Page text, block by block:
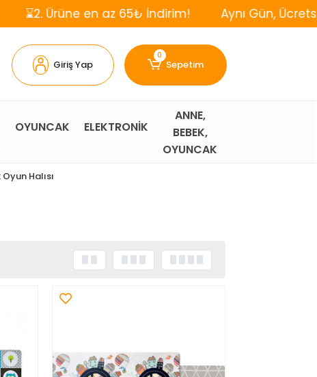
en az 65₺ İndirim! Aynı Gün, Ücretsiz Kargo!
Giriş Yap
0
Sepetim
OYUNCAK ELEKTRONİK
ANNE,
BEBEK,
OYUNCAK
Halısı